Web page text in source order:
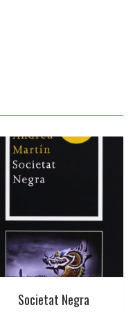
Societat Negra